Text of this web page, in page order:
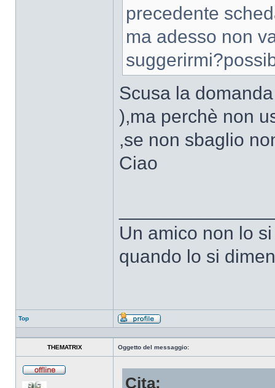
precedente
ma adesso non
Scusa la
),ma perchè non
,se non sbaglio
Ciao
Un amico non lo
quando lo si
Top
Profilo
THEMATRIX Oggetto del messaggio:
Cita: